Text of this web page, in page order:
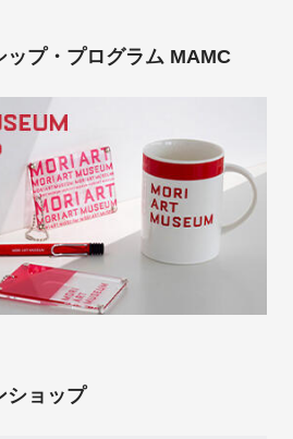
ップ・プログラム MAMC
ショップ